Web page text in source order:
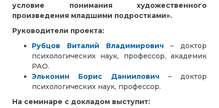
условие понимания художественного
произведения младшими подростками».
Руководители проекта:
Рубцов Виталий Владимирович
–
доктор
психологических наук, профессор, академик
РАО.
Эльконин Борис Даниилович
–
доктор
психологических наук, профессор.
На семинаре с докладом выступит: